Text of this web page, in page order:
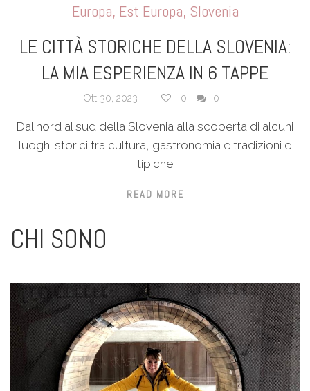
Europa, Est Europa, Slovenia
LE CITTÀ STORICHE DELLA SLOVENIA:
LA MIA ESPERIENZA IN 6 TAPPE
Ott 30, 2023 0 0
Dal nord al sud della Slovenia alla scoperta di alcuni
luoghi storici tra cultura, gastronomia e tradizioni e
tipiche
READ MORE
CHI SONO